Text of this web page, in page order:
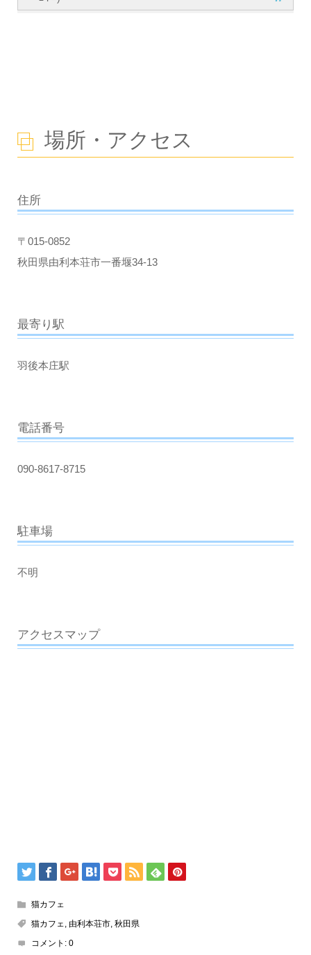
場所・アクセス
住所
〒015-0852
秋田県由利本荘市一番堰34-13
最寄り駅
羽後本庄駅
電話番号
090-8617-8715
駐車場
不明
アクセスマップ
猫カフェ
猫カフェ, 由利本荘市, 秋田県
コメント: 0